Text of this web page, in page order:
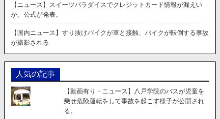
【ニュース】スイーツパラダイスでクレジットカード情報が漏えい
か。公式が発表。
【国内ニュース】すり抜けバイクが車と接触、バイクが転倒する事故
が撮影される
人気の記事
【動画有り・ニュース】八戸学院のバスが児童を
乗せ危険運転をして事故を起こす様子が公開され
る。